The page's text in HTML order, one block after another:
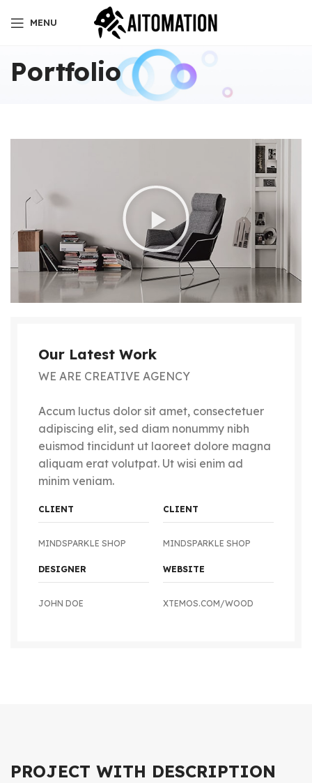
MENU
Portfolio
Our Latest Work
WE ARE CREATIVE AGENCY
Accum luctus dolor sit amet, consectetuer
adipiscing elit, sed diam nonummy nibh
euismod tincidunt ut laoreet dolore magna
aliquam erat volutpat. Ut wisi enim ad
minim veniam.
CLIENT
MINDSPARKLE SHOP
CLIENT
MINDSPARKLE SHOP
DESIGNER
JOHN DOE
WEBSITE
XTEMOS.COM/WOOD
PROJECT WITH DESCRIPTION